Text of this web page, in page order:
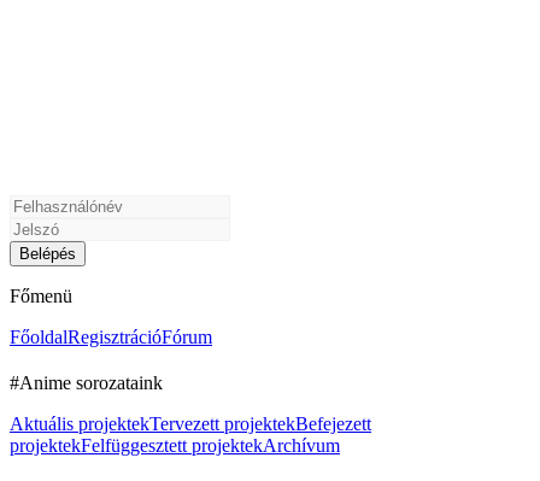
Főmenü
FőoldalRegisztrációFórum
#Anime sorozataink
Aktuális projektekTervezett projektekBefejezett
projektekFelfüggesztett projektekArchívum